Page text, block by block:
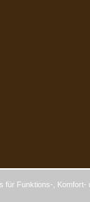
für Funktions-,